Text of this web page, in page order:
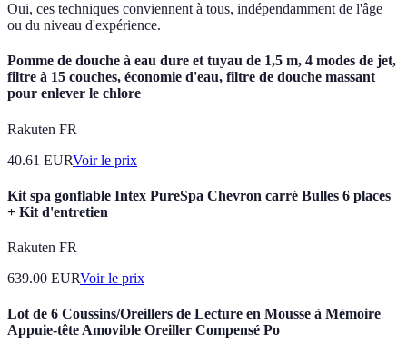
Oui, ces techniques conviennent à tous, indépendamment de l'âge
ou du niveau d'expérience.
Pomme de douche à eau dure et tuyau de 1,5 m, 4 modes de jet,
filtre à 15 couches, économie d'eau, filtre de douche massant
pour enlever le chlore
Rakuten FR
40.61 EURVoir le prix
Kit spa gonflable Intex PureSpa Chevron carré Bulles 6 places
+ Kit d'entretien
Rakuten FR
639.00 EURVoir le prix
Lot de 6 Coussins/Oreillers de Lecture en Mousse à Mémoire
Appuie-tête Amovible Oreiller Compensé Po